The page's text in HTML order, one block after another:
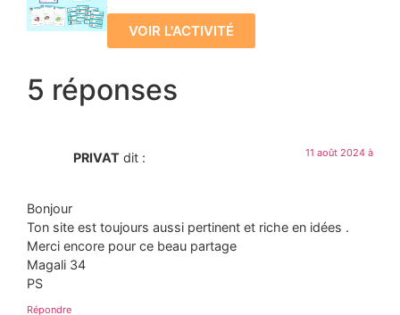
VOIR L'ACTIVITÉ
5 réponses
PRIVAT dit : 11 août 2024 à
Bonjour
Ton site est toujours aussi pertinent et riche en idées .
Merci encore pour ce beau partage
Magali 34
PS
Répondre